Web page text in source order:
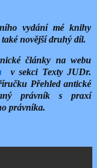
vydání mé knihy
novější druhý díl.
články na webu
v sekci Texty JUDr.
Přehled antické
právník s praxí
právníka.